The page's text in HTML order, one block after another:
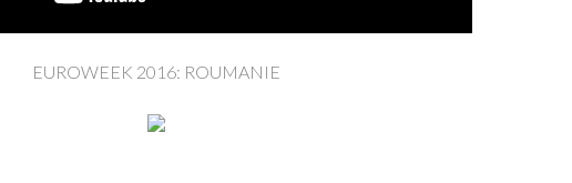
EUROWEEK 2016: ROUMANIE